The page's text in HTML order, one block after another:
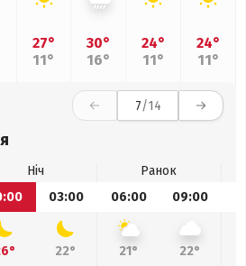
27°
11°
30°
16°
24°
11°
24°
11°
7/14
Ніч
Ранок
03:00 06:00 09:00
22° 21° 22°